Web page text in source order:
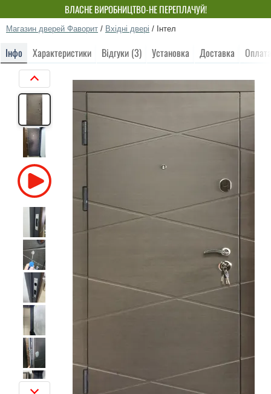
ВЛАСНЕ ВИРОБНИЦТВО-НЕ ПЕРЕПЛАЧУЙ!
Магазин дверей Фаворит / Вхідні двері / Інтел
Інфо Характеристики Відгуки (3) Установка Доставка Оплата